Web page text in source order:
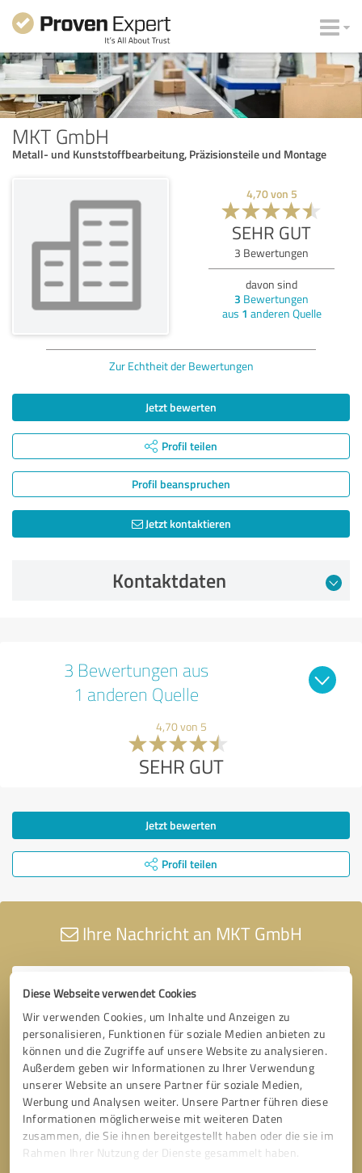
Diese Webseite verwendet Cookies
Wir verwenden Cookies, um Inhalte und Anzeigen zu
personalisieren, Funktionen für soziale Medien anbieten zu
können und die Zugriffe auf unsere Website zu analysieren.
Außerdem geben wir Informationen zu Ihrer Verwendung
unserer Website an unsere Partner für soziale Medien,
Werbung und Analysen weiter. Unsere Partner führen diese
Informationen möglicherweise mit weiteren Daten
zusammen, die Sie ihnen bereitgestellt haben oder die sie im
Rahmen Ihrer Nutzung der Dienste gesammelt haben.
MKT GmbH
Metall- und Kunststoffbearbeitung, Präzisionsteile und Montage
4,70von 5
SEHR GUT
3 Bewertungen
davon sind
3 Bewertungen
aus 1 anderen Quelle
Zur Echtheit der Bewertungen
Jetzt bewerten
Profil teilen
Profil beanspruchen
Jetzt kontaktieren
Kontaktdaten
3 Bewertungen aus
1 anderen Quelle
4,70 von 5
SEHR GUT
Jetzt bewerten
Profil teilen
Ihre Nachricht an MKT GmbH